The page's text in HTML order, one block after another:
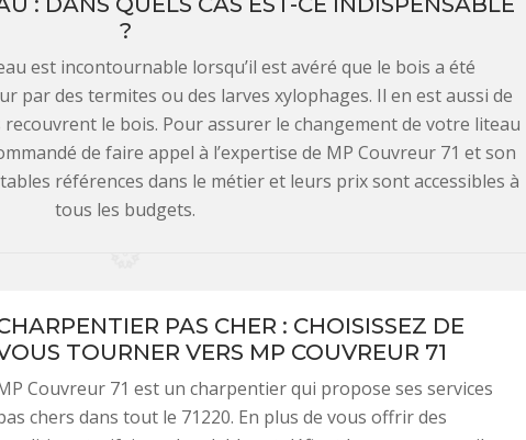
?
est incontournable lorsqu’il est avéré que le bois a été
par des termites ou des larves xylophages. Il en est aussi de
le bois. Pour assurer le changement de votre liteau
de faire appel à l’expertise de MP Couvreur 71 et son
références dans le métier et leurs prix sont accessibles à
tous les budgets.
PAS CHER : CHOISISSEZ DE
TOURNER VERS MP COUVREUR 71
Couvreur 71 est un charpentier qui propose ses services
chers dans tout le 71220. En plus de vous offrir des